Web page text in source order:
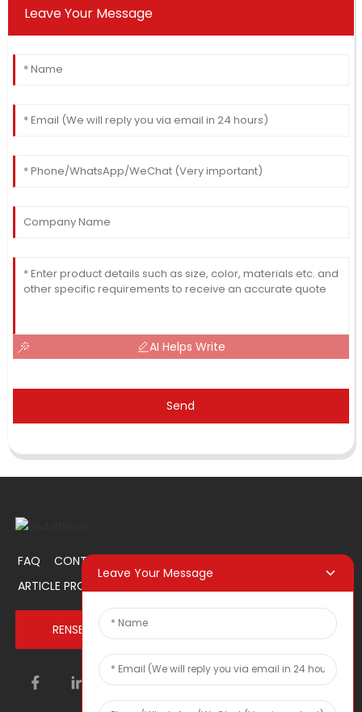
Leave Your Message
AI Helps Write
Send
FAQ CONTACTEZ-NOUS
ARTICLE PROMOTIONNEL
RENSEIGNEZ-VOUS MAINTENANT
Leave Your Message